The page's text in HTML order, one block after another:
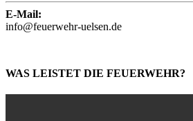
E-Mail:
info@feuerwehr-uelsen.de
WAS LEISTET DIE FEUERWEHR?